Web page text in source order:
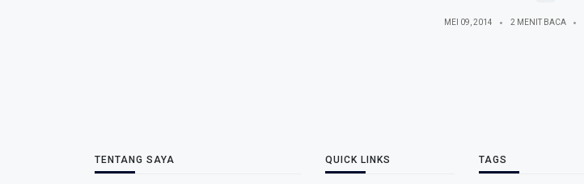
MEI 09, 2014 2 MENIT BACA
TENTANG SAYA QUICK LINKS TAGS